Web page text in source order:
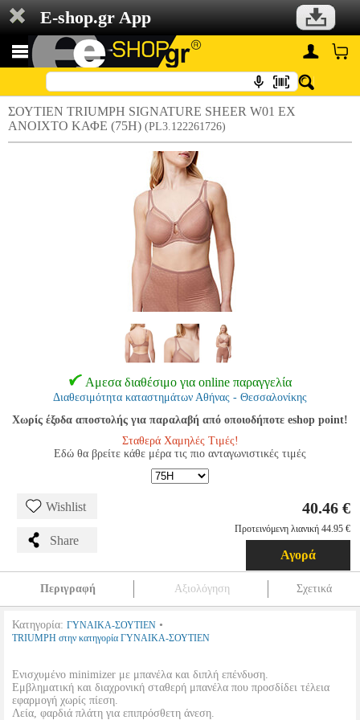
E-shop.gr App
ΣΟΥΤΙΕΝ TRIUMPH SIGNATURE SHEER W01 EX
ΑΝΟΙΧΤΟ ΚΑΦΕ (75H) (PL3.122261726)
Αμεσα διαθέσιμο για online παραγγελία
Διαθεσιμότητα καταστημάτων Αθήνας - Θεσσαλονίκης
Χωρίς έξοδα αποστολής για παραλαβή από οποιοδήποτε eshop point!
Σταθερά Χαμηλές Τιμές!
Εδώ θα βρείτε κάθε μέρα τις πιο ανταγωνιστικές τιμές
Wishlist
Share
40.46 €
Προτεινόμενη λιανική 44.95 €
Αγορά
Περιγραφή Αξιολόγηση Σχετικά
Κατηγορία: ΓΥΝΑΙΚΑ-ΣΟΥΤΙΕΝ •
TRIUMPH στην κατηγορία ΓΥΝΑΙΚΑ-ΣΟΥΤΙΕΝ
Ενισχυμένο minimizer με μπανέλα και διπλή επένδυση.
Εμβληματική και διαχρονική σταθερή μπανέλα που προσδίδει τέλεια
εφαρμογή χωρίς πίεση.
Λεία, φαρδιά πλάτη για επιπρόσθετη άνεση.